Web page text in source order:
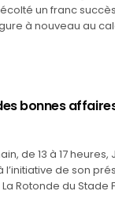
un franc
à nouveau au
bonnes
de 13 à 17 heures,
de son
Rotonde du Stade